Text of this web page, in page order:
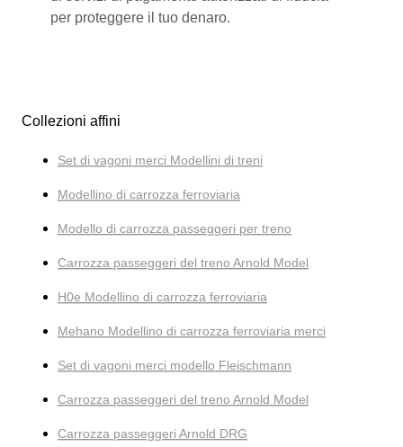
per proteggere il tuo denaro.
Collezioni affini
Set di vagoni merci Modellini di treni
Modellino di carrozza ferroviaria
Modello di carrozza passeggeri per treno
Carrozza passeggeri del treno Arnold Model
H0e Modellino di carrozza ferroviaria
Mehano Modellino di carrozza ferroviaria merci
Set di vagoni merci modello Fleischmann
Carrozza passeggeri del treno Arnold Model
Carrozza passeggeri Arnold DRG